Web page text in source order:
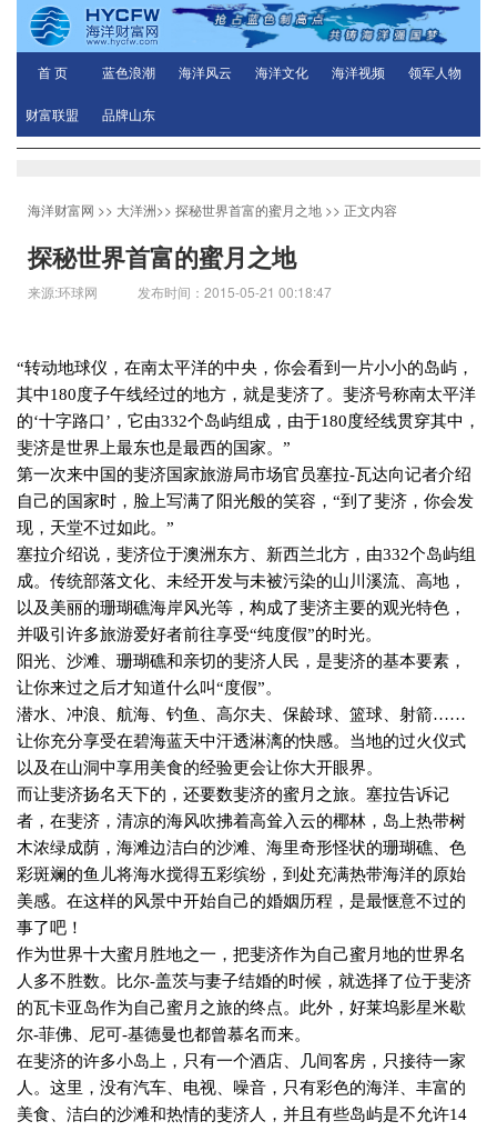
首 页 蓝色浪潮 海洋风云 海洋文化 海洋视频 领军人物
财富联盟 品牌山东
海洋财富网 >> 大洋洲>> 探秘世界首富的蜜月之地 >> 正文内容
探秘世界首富的蜜月之地
来源:环球网 发布时间：2015-05-21 00:18:47
“转动地球仪，在南太平洋的中央，你会看到一片小小的岛屿，
其中180度子午线经过的地方，就是斐济了。斐济号称南太平洋
的‘十字路口’，它由332个岛屿组成，由于180度经线贯穿其中，
斐济是世界上最东也是最西的国家。”
第一次来中国的斐济国家旅游局市场官员塞拉-瓦达向记者介绍
自己的国家时，脸上写满了阳光般的笑容，“到了斐济，你会发
现，天堂不过如此。”
塞拉介绍说，斐济位于澳洲东方、新西兰北方，由332个岛屿组
成。传统部落文化、未经开发与未被污染的山川溪流、高地，
以及美丽的珊瑚礁海岸风光等，构成了斐济主要的观光特色，
并吸引许多旅游爱好者前往享受“纯度假”的时光。
阳光、沙滩、珊瑚礁和亲切的斐济人民，是斐济的基本要素，
让你来过之后才知道什么叫“度假”。
潜水、冲浪、航海、钓鱼、高尔夫、保龄球、篮球、射箭……
让你充分享受在碧海蓝天中汗透淋漓的快感。当地的过火仪式
以及在山洞中享用美食的经验更会让你大开眼界。
而让斐济扬名天下的，还要数斐济的蜜月之旅。塞拉告诉记
者，在斐济，清凉的海风吹拂着高耸入云的椰林，岛上热带树
木浓绿成荫，海滩边洁白的沙滩、海里奇形怪状的珊瑚礁、色
彩斑斓的鱼儿将海水搅得五彩缤纷，到处充满热带海洋的原始
美感。在这样的风景中开始自己的婚姻历程，是最惬意不过的
事了吧！
作为世界十大蜜月胜地之一，把斐济作为自己蜜月地的世界名
人多不胜数。比尔-盖茨与妻子结婚的时候，就选择了位于斐济
的瓦卡亚岛作为自己蜜月之旅的终点。此外，好莱坞影星米歇
尔-菲佛、尼可-基德曼也都曾慕名而来。
在斐济的许多小岛上，只有一个酒店、几间客房，只接待一家
人。这里，没有汽车、电视、噪音，只有彩色的海洋、丰富的
美食、洁白的沙滩和热情的斐济人，并且有些岛屿是不允许14